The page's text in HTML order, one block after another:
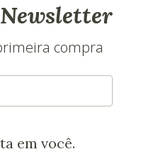
Newsletter
compra
em você.